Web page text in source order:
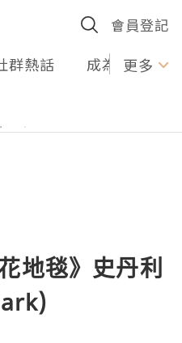
會員登記
群熱話 成為U更多
地毯》史丹利